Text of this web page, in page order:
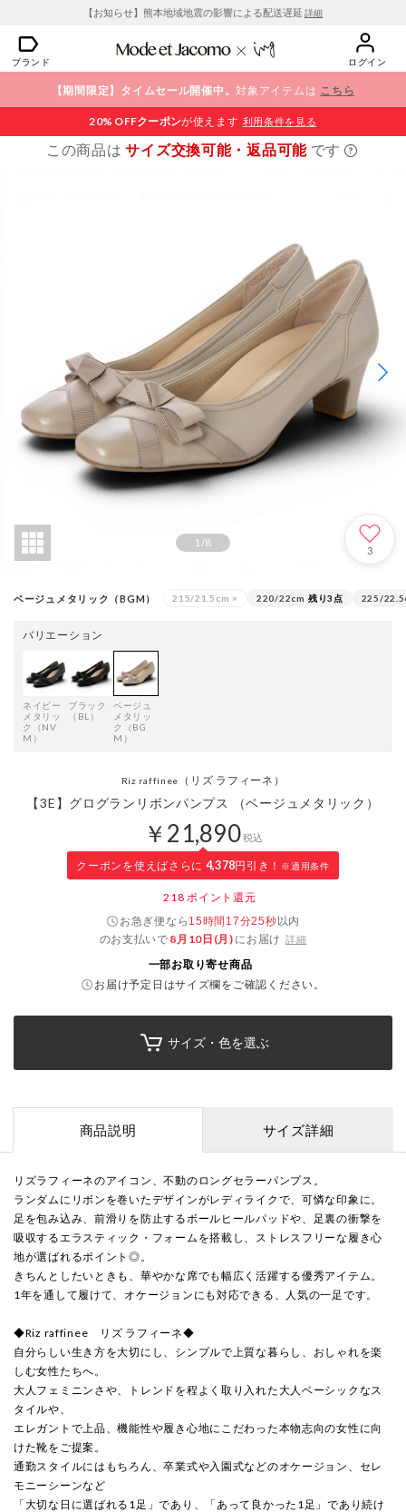
【お知らせ】熊本地域地震の影響による配送遅延 詳細
ブランド ログイン
【期間限定】タイムセール開催中。対象アイテムは こちら
20% OFFクーポンが使えます 利用条件を見る
この商品はサイズ交換可能・返品可能 です
1/8
3
ベージュメタリック（BGM） 215/21.5cm × 220/22cm 残り3点 225/
バリエーション
ネイビー
メタリッ
ク（NV
M）
ブラック
（BL）
ベージュ
メタリッ
ク（BG
M）
Riz raffinee （リズ ラフィーネ）
【3E】グログランリボンパンプス （ベージュメタリック）
￥21,890税込
クーポンを使えばさらに 4,378円引き！ ※適用条件
218 ポイント還元
お急ぎ便なら 15時間17分24秒以内
のお支払いで 8月10日(月) にお届け 詳細
一部お取り寄せ商品
お届け予定日はサイズ欄をご確認ください。
サイズ・色を選ぶ
商品説明 サイズ詳細
リズラフィーネのアイコン、不動のロングセラーパンプス。
ランダムにリボンを巻いたデザインがレディライクで、可憐な印象に。
足を包み込み、前滑りを防止するボールヒールパッドや、足裏の衝撃を
吸収するエラスティック・フォームを搭載し、ストレスフリーな履き心
地が選ばれるポイント◎。
きちんとしたいときも、華やかな席でも幅広く活躍する優秀アイテム。
1年を通して履けて、オケージョンにも対応できる、人気の一足です。
◆Riz raffinee リズ ラフィーネ◆
自分らしい生き方を大切にし、シンプルで上質な暮らし、おしゃれを楽
しむ女性たちへ。
大人フェミニンさや、トレンドを程よく取り入れた大人ベーシックなス
タイルや、
エレガントで上品、機能性や履き心地にこだわった本物志向の女性に向
けた靴をご提案。
通勤スタイルにはもちろん、卒業式や入園式などのオケージョン、セレ
モニーシーンなど
「大切な日に選ばれる1足」であり、「あって良かった1足」であり続け